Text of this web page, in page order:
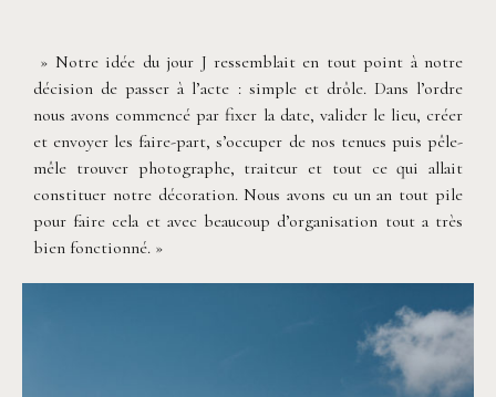
» Notre idée du jour J ressemblait en tout point à notre
décision de passer à l’acte : simple et drôle. Dans l’ordre
nous avons commencé par fixer la date, valider le lieu, créer
et envoyer les faire-part, s’occuper de nos tenues puis pêle-
mêle trouver photographe, traiteur et tout ce qui allait
constituer notre décoration. Nous avons eu un an tout pile
pour faire cela et avec beaucoup d’organisation tout a très
bien fonctionné. »